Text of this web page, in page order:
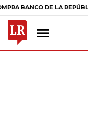
DE LA REPÚBLICA $